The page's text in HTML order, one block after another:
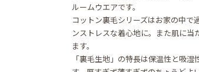
ルームウエアです。
コットン裏毛シリーズはお家の中
ンストレスな着心地に。また肌に
ます。
「裏毛生地」の特長は保温性と吸